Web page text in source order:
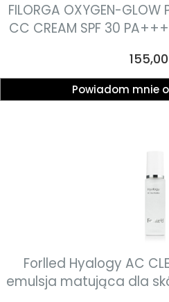
FILORGA OXYGEN-GLOW
CC CREAM SPF 30
Cena
155,00
Powiadom mnie
Forlled Hyalogy AC
emulsja matująca dla